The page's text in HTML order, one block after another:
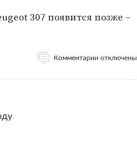
307 появится позже –
Комментарии отключены